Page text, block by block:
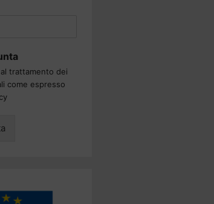
trattamento dei
come espresso